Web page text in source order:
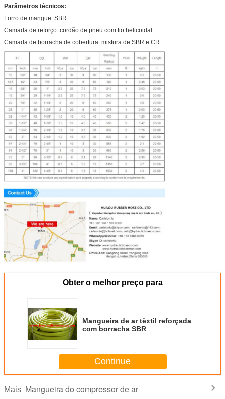
Parâmetros técnicos:
Forro de mangue: SBR
Camada de reforço: cordão de pneu com fio helicoidal
Camada de borracha de cobertura: mistura de SBR e CR
Obter o melhor preço para
Mangueira de ar têxtil reforçada
com borracha SBR
Continue
Mais Mangueira do compressor de ar